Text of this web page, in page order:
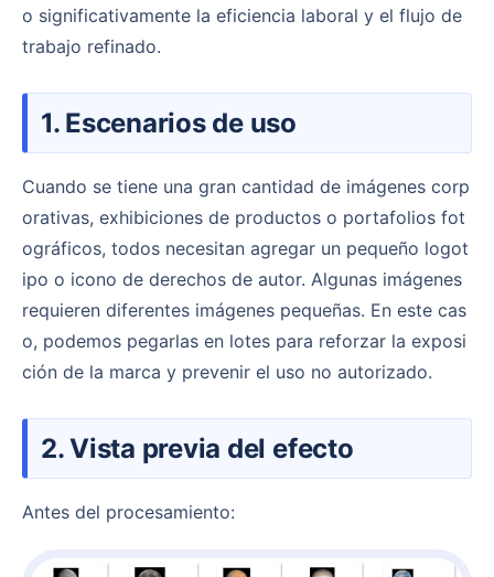
o significativamente la eficiencia laboral y el flujo de
trabajo refinado.
1. Escenarios de uso
Cuando se tiene una gran cantidad de imágenes corp
orativas, exhibiciones de productos o portafolios fot
ográficos, todos necesitan agregar un pequeño logot
ipo o icono de derechos de autor. Algunas imágenes
requieren diferentes imágenes pequeñas. En este cas
o, podemos pegarlas en lotes para reforzar la exposi
ción de la marca y prevenir el uso no autorizado.
2. Vista previa del efecto
Antes del procesamiento: